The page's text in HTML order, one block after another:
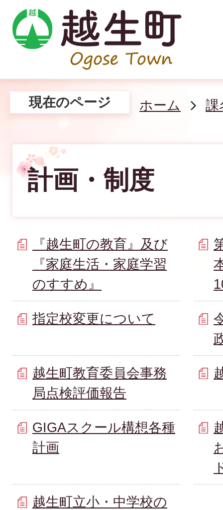
現在のページ ホーム 課
計画・制度
『越生町の教育』及び
『家庭生活・家庭学習
のすすめ』
指定校変更について
越生町教育委員会事務
局点検評価報告
GIGAスクール構想各種
計画
越生町立小・中学校の